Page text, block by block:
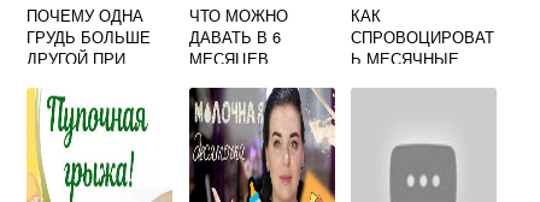
ПОЧЕМУ ОДНА
ГРУДЬ БОЛЬШЕ
ДРУГОЙ ПРИ
ЧТО МОЖНО
ДАВАТЬ В 6
МЕСЯЦЕВ
НА ГРУДНОМ
ВСКАРМЛИВАНИИ
КАК
СПРОВОЦИРОВАТ
Ь МЕСЯЧНЫЕ
СРОКАХ ОТЗЫВЫ
РЕАЛЬНЫХ
ЛЮДЕЙ